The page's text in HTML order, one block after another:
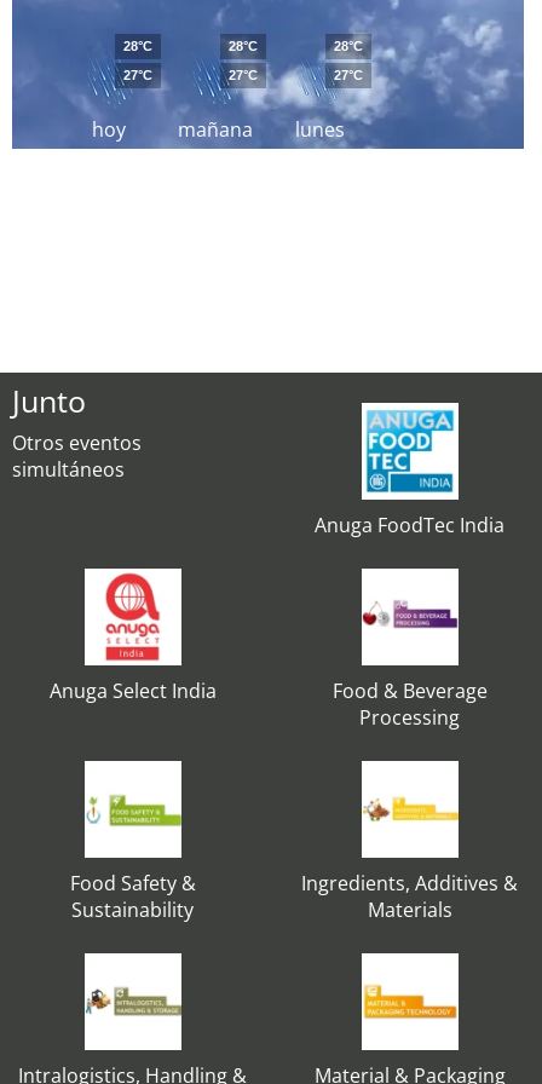
hoy
28°C
27°C
mañana
28°C
27°C
lunes
28°C
27°C
Junto
Otros eventos
simultáneos
Anuga FoodTec India
Anuga Select India
Food & Beverage
Processing
Food Safety &
Sustainability
Ingredients, Additives &
Materials
Intralogistics, Handling &
Material & Packaging